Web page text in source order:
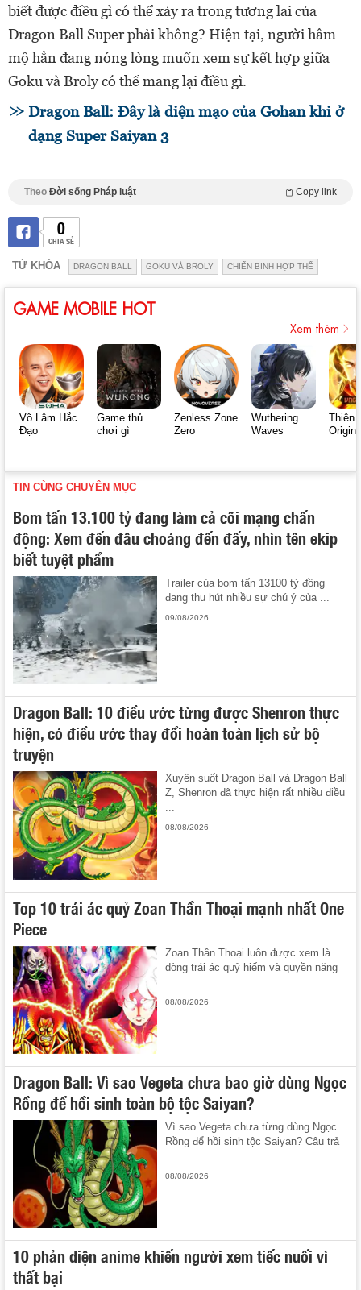
biết được điều gì có thể xảy ra trong tương lai của
Dragon Ball Super phải không? Hiện tại, người hâm
mộ hẳn đang nóng lòng muốn xem sự kết hợp giữa
Goku và Broly có thể mang lại điều gì.
Dragon Ball: Đây là diện mạo của Gohan khi ở
dạng Super Saiyan 3
Theo Đời sống Pháp luật Copy link
0
CHIA SẺ
TỪ KHÓA DRAGON BALL GOKU VÀ BROLY CHIẾN BINH HỢP THỂ
GAME MOBILE HOT
Xem thêm
Võ Lâm Hắc
Đạo
Game thủ
chơi gì
Zenless Zone
Zero
Wuthering
Waves
Thiên
Origin
TIN CÙNG CHUYÊN MỤC
Bom tấn 13.100 tỷ đang làm cả cõi mạng chấn
động: Xem đến đâu choáng đến đấy, nhìn tên ekip
biết tuyệt phẩm
Trailer của bom tấn 13100 tỷ đồng
đang thu hút nhiều sự chú ý của ...
09/08/2026
Dragon Ball: 10 điều ước từng được Shenron thực
hiện, có điều ước thay đổi hoàn toàn lịch sử bộ
truyện
Xuyên suốt Dragon Ball và Dragon Ball
Z, Shenron đã thực hiện rất nhiều điều
...
08/08/2026
Top 10 trái ác quỷ Zoan Thần Thoại mạnh nhất One
Piece
Zoan Thần Thoại luôn được xem là
dòng trái ác quỷ hiếm và quyền năng
08/08/2026
Dragon Ball: Vì sao Vegeta chưa bao giờ dùng Ngọc
Rồng để hồi sinh toàn bộ tộc Saiyan?
Vì sao Vegeta chưa từng dùng Ngọc
Rồng để hồi sinh tộc Saiyan? Câu trả
08/08/2026
10 phản diện anime khiến người xem tiếc nuối vì
thất bại